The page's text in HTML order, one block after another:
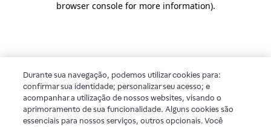
browser console for more information).
Durante sua navegação, podemos utilizar cookies para:
confirmar sua identidade; personalizar seu acesso; e
acompanhar a utilização de nossos websites, visando o
aprimoramento de sua funcionalidade. Alguns cookies são
essenciais para nossos serviços, outros opcionais. Você